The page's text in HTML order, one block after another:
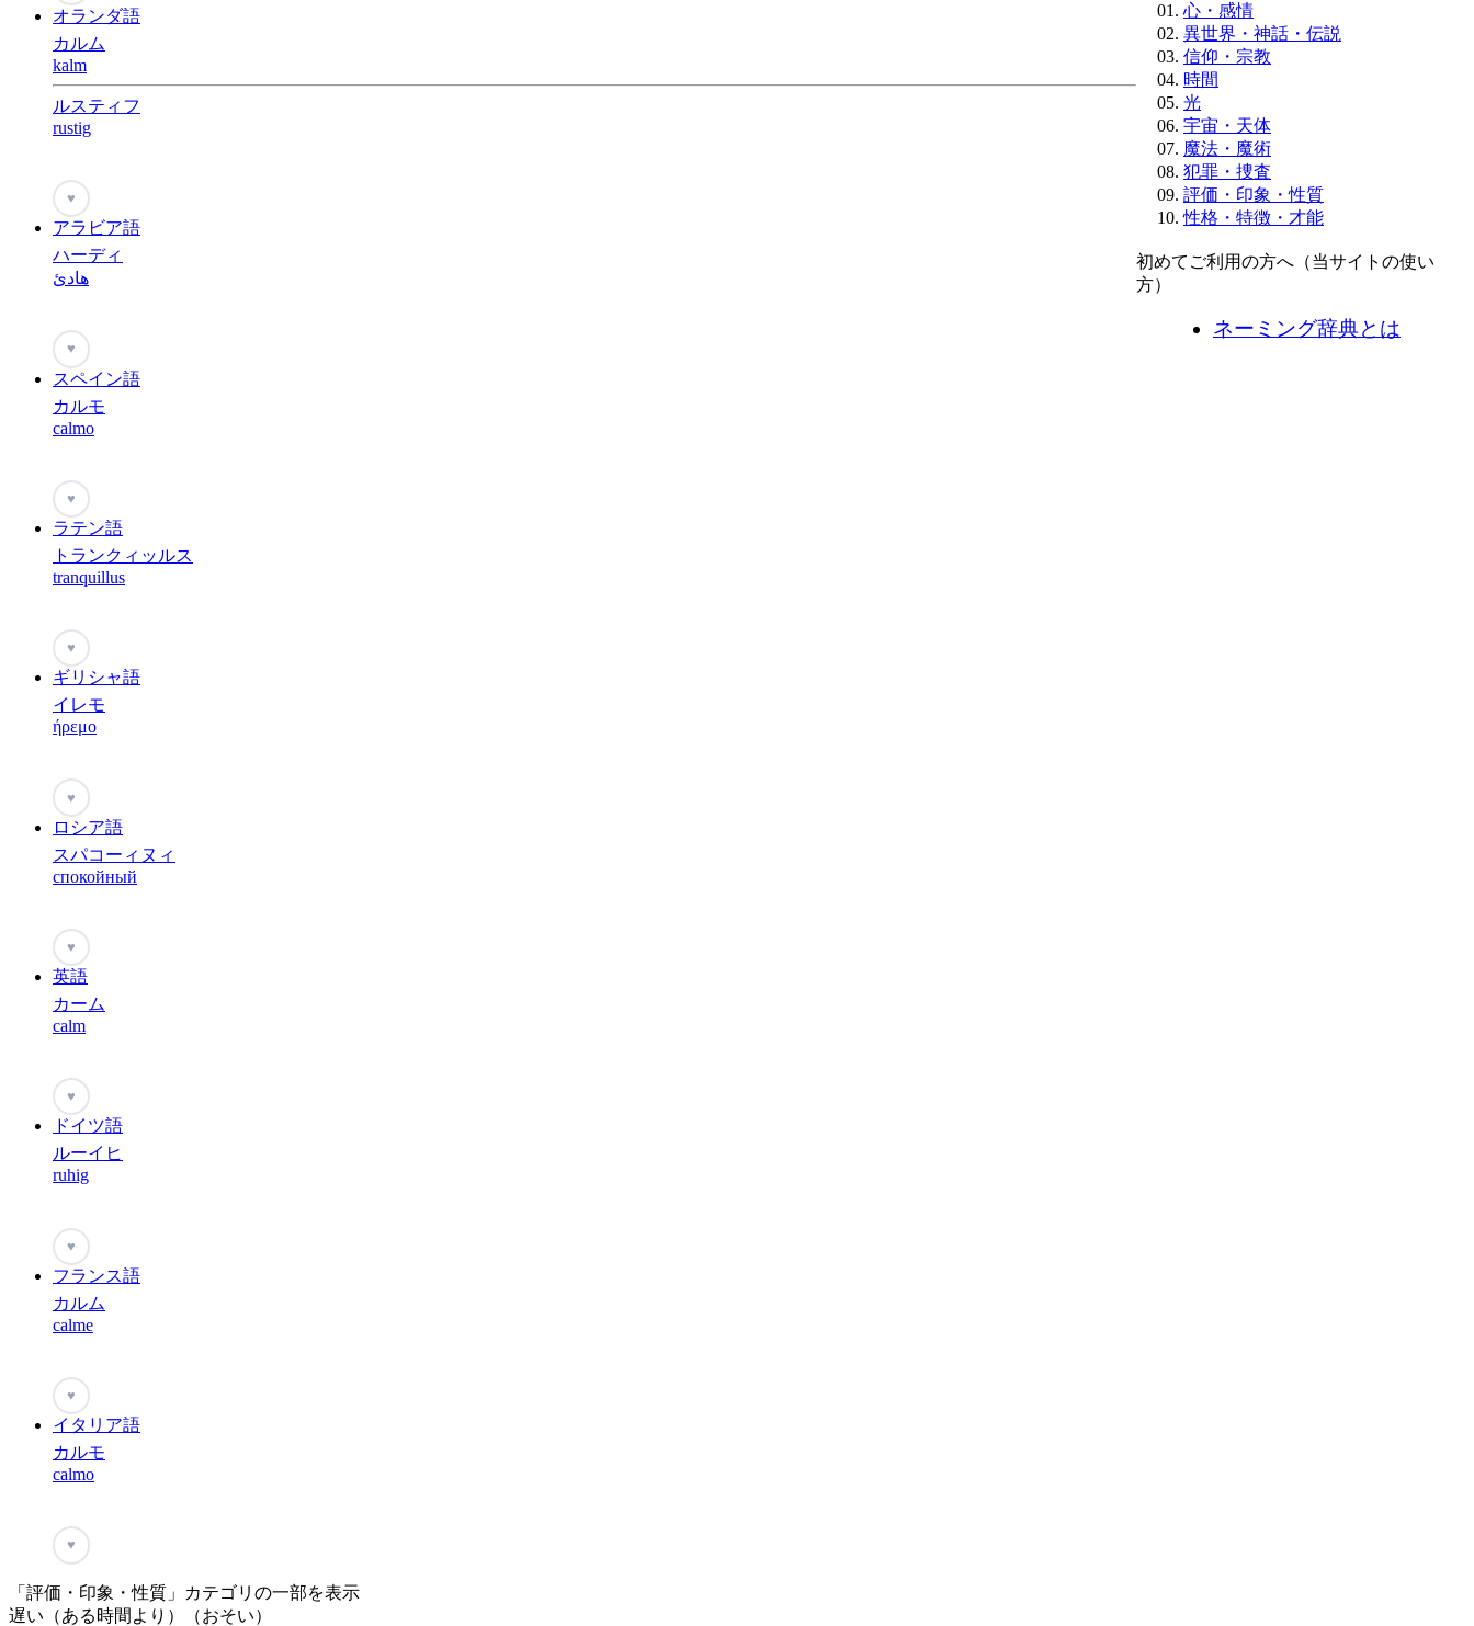
オランダ語
カルム
kalm
ルスティフ
rustig
♥
アラビア語
ハーディ
هادئ
♥
スペイン語
カルモ
calmo
♥
ラテン語
トランクィッルス
tranquillus
♥
ギリシャ語
イレモ
ήρεμο
♥
ロシア語
スパコーィヌィ
спокойный
♥
英語
カーム
calm
♥
ドイツ語
ルーイヒ
ruhig
♥
フランス語
カルム
calme
♥
イタリア語
カルモ
calmo
♥
「評価・印象・性質」カテゴリの一部を表示
遅い（ある時間より）（おそい）
心・感情
異世界・神話・伝説
信仰・宗教
時間
光
宇宙・天体
魔法・魔術
犯罪・捜査
評価・印象・性質
性格・特徴・才能
初めてご利用の方へ（当サイトの使い
方）
ネーミング辞典とは